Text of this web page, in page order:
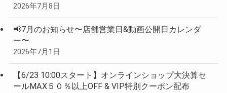
2026年7月8日
📢7月のお知らせ〜店舗営業日&動画公開日カレンダ
ー〜
2026年7月1日
【6/23 10:00スタート】オンラインショップ大決算セ
ールMAX５０％以上OFF & VIP特別クーポン配布